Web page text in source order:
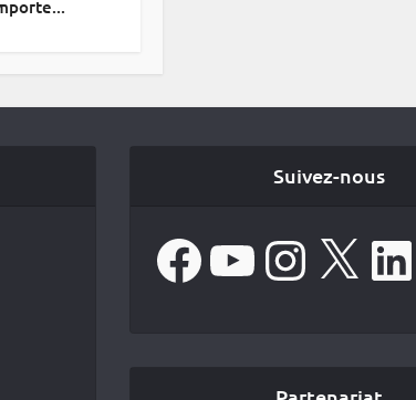
Suivez-nous
FacebookYouTube Instagram
X LinkedIn